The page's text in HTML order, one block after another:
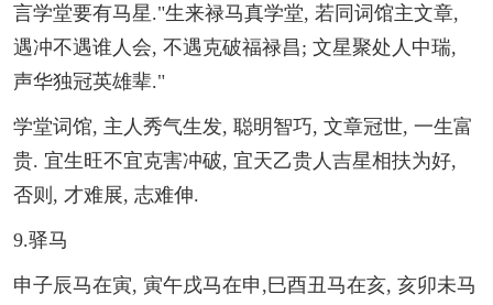
言学堂要有马星."生来禄马真学堂, 若同词馆主文章,
遇冲不遇谁人会, 不遇克破福禄昌; 文星聚处人中瑞,
声华独冠英雄辈."
学堂词馆, 主人秀气生发, 聪明智巧, 文章冠世, 一生富
贵. 宜生旺不宜克害冲破, 宜天乙贵人吉星相扶为好,
否则, 才难展, 志难伸.
9.驿马
申子辰马在寅, 寅午戌马在申,巳酉丑马在亥, 亥卯未马